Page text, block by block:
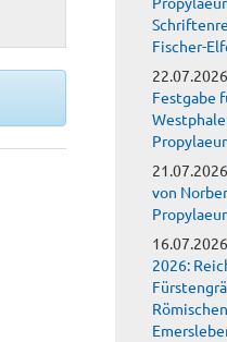
Fischer-
22.07.2026
Festgabe
21.07.2026
von
16.07.2026
2026: